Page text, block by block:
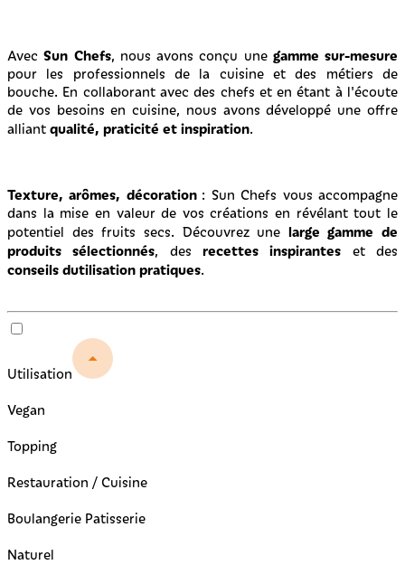
AvecSun Chefs, nous avons conçu une gamme sur-mesure
pour les professionnels de la cuisine et des métiers de
bouche. En collaborant avec des chefs et en étant à l'écoute
de vos besoins en cuisine, nous avons développé une offre
alliant qualité, praticité et inspiration.
Texture, arômes, décoration: Sun Chefs vous accompagne
dans la mise en valeur de vos créations en révélant tout le
potentiel des fruits secs. Découvrez une large gamme de
produits sélectionnés, desrecettes inspirantes et des
conseils dutilisation pratiques.
Utilisation
Vegan
Topping
Restauration / Cuisine
Boulangerie Patisserie
Naturel